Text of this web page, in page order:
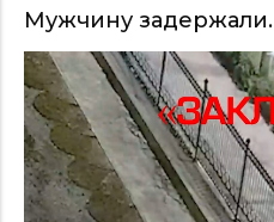
Мужчину задержали.